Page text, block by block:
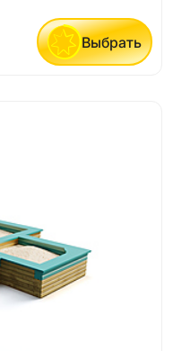
Выбрать